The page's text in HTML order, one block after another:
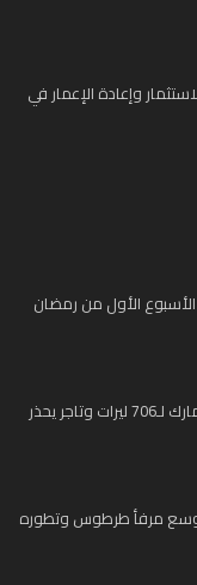
وإعادة الإعمار في
خلال الأسبوع الأول من رمضان
المركزي يرفع سعر دولار الجمارك لـ706 ليرات وتاجر يحذر
مرفأ طرطوس وتطوره